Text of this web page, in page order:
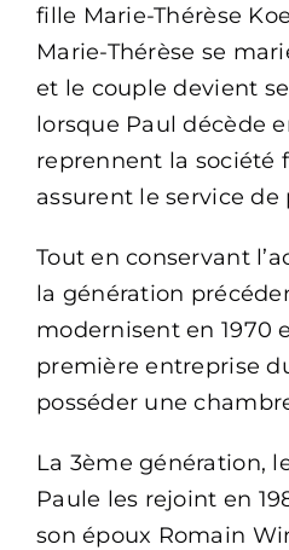
fille Marie-Thérèse
Marie-Thérèse se
et le couple devient
lorsque Paul décède
reprennent la société
assurent le service
Tout en conservant
la génération
modernisent en 1970
première entreprise
posséder une
La 3ème génération,
Paule les rejoint en
son époux Romain